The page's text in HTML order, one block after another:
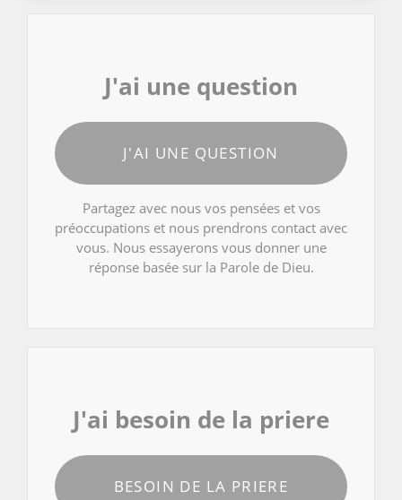
J'ai une question
J'AI UNE QUESTION
Partagez avec nous vos pensées et vos
préoccupations et nous prendrons contact avec
vous. Nous essayerons vous donner une
réponse basée sur la Parole de Dieu.
J'ai besoin de la priere
BESOIN DE LA PRIERE